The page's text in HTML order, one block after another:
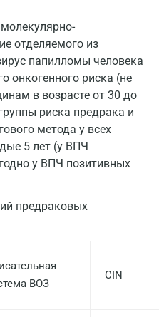
отделяемого из
папилломы человека
онкогенного риска (не
в возрасте от 30 до
риска предрака и
метода у всех
5 лет (у ВПЧ
у ВПЧ позитивных
предраковых
ВОЗ
CIN